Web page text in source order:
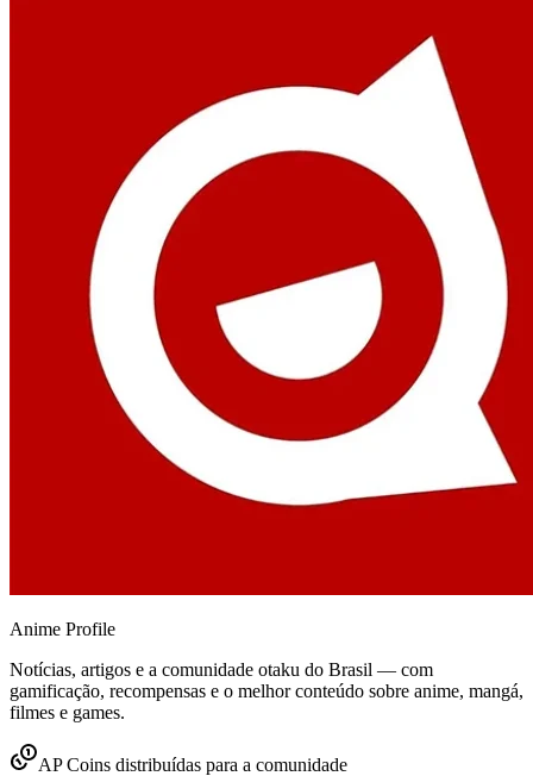
Anime Profile
Notícias, artigos e a comunidade otaku do Brasil — com
gamificação, recompensas e o melhor conteúdo sobre anime, mangá,
filmes e games.
AP Coins distribuídas para a comunidade